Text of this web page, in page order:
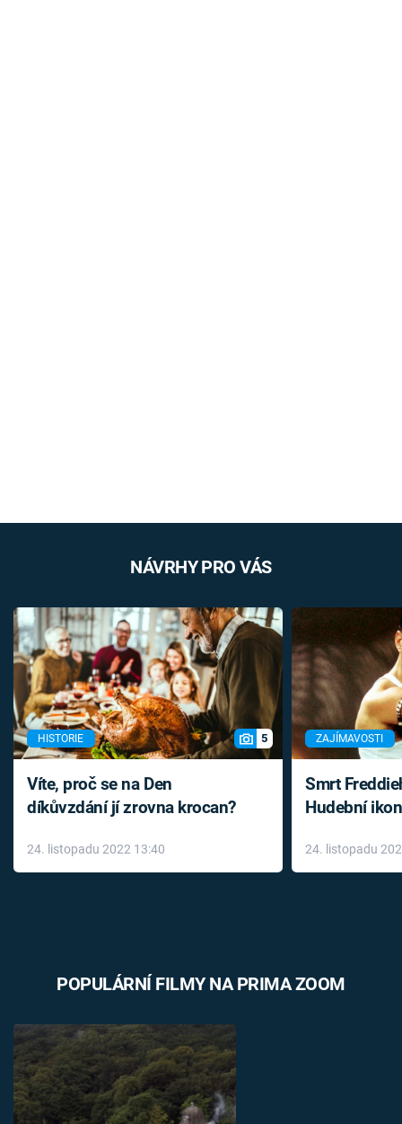
NÁVRHY PRO VÁS
HISTORIE 5
Víte, proč se na Den
díkůvzdání jí zrovna krocan?
24. listopadu 2022 13:40
ZAJÍMAVOSTI
Smrt
Hudební
léky
24. listopadu
POPULÁRNÍ FILMY NA PRIMA ZOOM